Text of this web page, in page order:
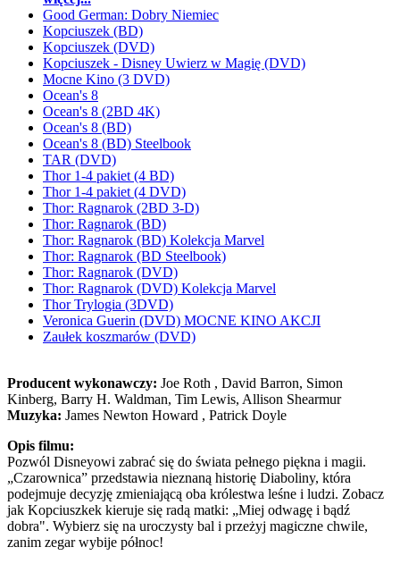
Good German: Dobry Niemiec
Kopciuszek (BD)
Kopciuszek (DVD)
Kopciuszek - Disney Uwierz w Magię (DVD)
Mocne Kino (3 DVD)
Ocean's 8
Ocean's 8 (2BD 4K)
Ocean's 8 (BD)
Ocean's 8 (BD) Steelbook
TAR (DVD)
Thor 1-4 pakiet (4 BD)
Thor 1-4 pakiet (4 DVD)
Thor: Ragnarok (2BD 3-D)
Thor: Ragnarok (BD)
Thor: Ragnarok (BD) Kolekcja Marvel
Thor: Ragnarok (BD Steelbook)
Thor: Ragnarok (DVD)
Thor: Ragnarok (DVD) Kolekcja Marvel
Thor Trylogia (3DVD)
Veronica Guerin (DVD) MOCNE KINO AKCJI
Zaułek koszmarów (DVD)
Producent wykonawczy: Joe Roth , David Barron, Simon
Kinberg, Barry H. Waldman, Tim Lewis, Allison Shearmur
Muzyka: James Newton Howard , Patrick Doyle
Opis filmu:
Pozwól Disneyowi zabrać się do świata pełnego piękna i magii.
„Czarownica” przedstawia nieznaną historię Diaboliny, która
podejmuje decyzję zmieniającą oba królestwa leśne i ludzi. Zobacz
jak Kopciuszkek kieruje się radą matki: „Miej odwagę i bądź
dobra". Wybierz się na uroczysty bal i przeżyj magiczne chwile,
zanim zegar wybije północ!